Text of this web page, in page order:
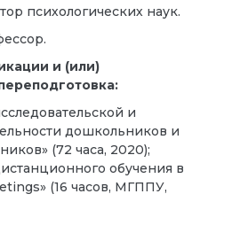
психологических наук.
и (или)
и
дошкольников и
(72 часа, 2020);
обучения в
(16 часов, МГППУ,